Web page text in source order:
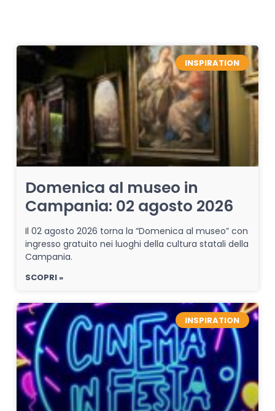
INSPIRATION
Domenica al museo in
Campania: 02 agosto 2026
Il 02 agosto 2026 torna la “Domenica al museo” con
ingresso gratuito nei luoghi della cultura statali della
Campania.
SCOPRI »
INSPIRATION